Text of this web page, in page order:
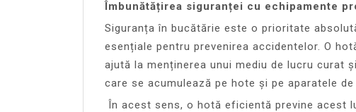
Îmbunătățirea siguranței cu echipamente
Siguranța în bucătărie este o prioritate
esențiale pentru prevenirea accidentelor. O
ajută la menținerea unui mediu de lucru curat
care se acumulează pe hote și pe aparatele
În acest sens, o hotă eficientă previne acest